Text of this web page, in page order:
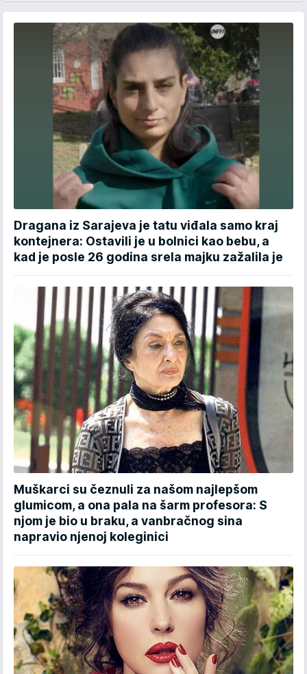
Dragana iz Sarajeva je tatu viđala samo kraj
kontejnera: Ostavili je u bolnici kao bebu, a
kad je posle 26 godina srela majku zažalila je
Muškarci su čeznuli za našom najlepšom
glumicom, a ona pala na šarm profesora: S
njom je bio u braku, a vanbračnog sina
napravio njenoj koleginici